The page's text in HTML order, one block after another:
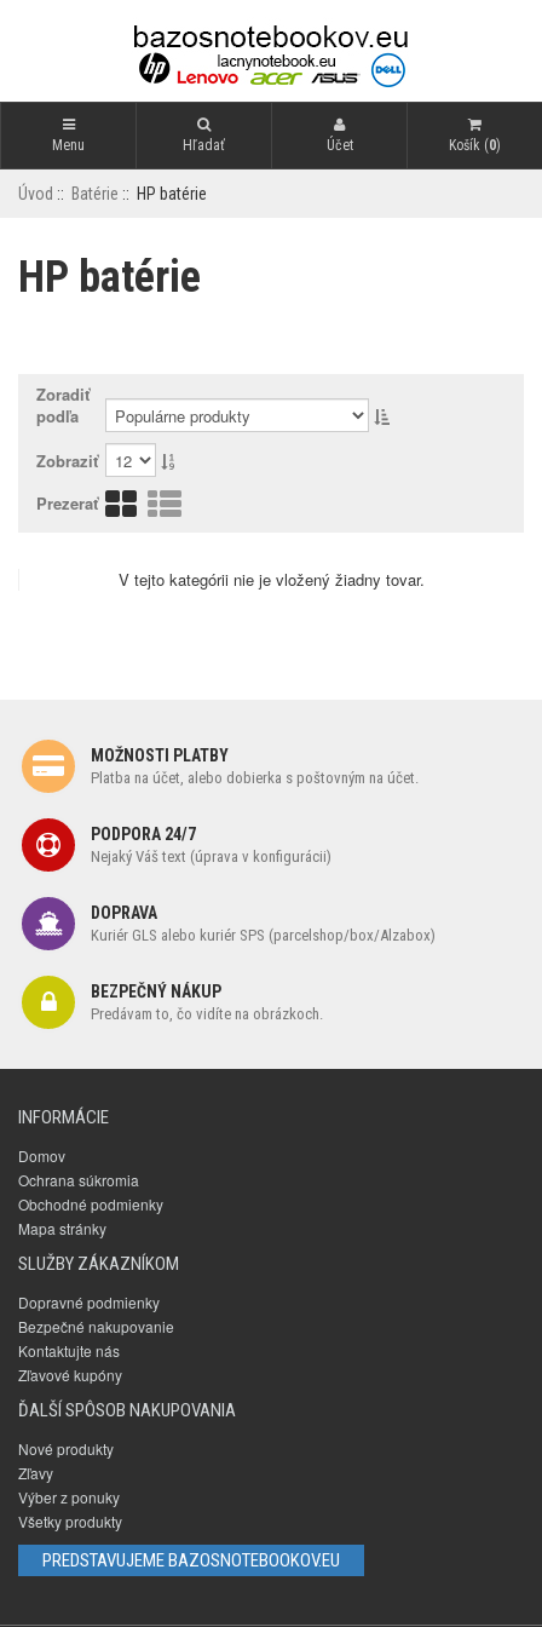
Menu Hľadať Účet Košík (0)
Úvod :: Batérie :: HP batérie
HP batérie
Zoradiť
podľa
Zobraziť
Prezerať
V tejto kategórii nie je vložený žiadny tovar.
MOŽNOSTI PLATBY
Platba na účet, alebo dobierka s poštovným na účet.
PODPORA 24/7
Nejaký Váš text (úprava v konfigurácii)
DOPRAVA
Kuriér GLS alebo kuriér SPS (parcelshop/box/Alzabox)
BEZPEČNÝ NÁKUP
Predávam to, čo vidíte na obrázkoch.
INFORMÁCIE
Domov
Ochrana súkromia
Obchodné podmienky
Mapa stránky
SLUŽBY ZÁKAZNÍKOM
Dopravné podmienky
Bezpečné nakupovanie
Kontaktujte nás
Zľavové kupóny
ĎALŠÍ SPÔSOB NAKUPOVANIA
Nové produkty
Zľavy
Výber z ponuky
Všetky produkty
PREDSTAVUJEME BAZOSNOTEBOOKOV.EU